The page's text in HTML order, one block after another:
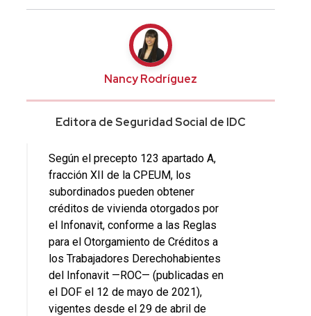
Nancy Rodríguez
Editora de Seguridad Social de IDC
Según el precepto 123 apartado A,
fracción XII de la CPEUM, los
subordinados pueden obtener
créditos de vivienda otorgados por
el Infonavit, conforme a las Reglas
para el Otorgamiento de Créditos a
los Trabajadores Derechohabientes
del Infonavit —ROC— (publicadas en
el DOF el 12 de mayo de 2021),
vigentes desde el 29 de abril de